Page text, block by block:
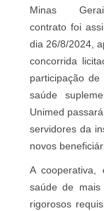
Minas
contrato foi
dia 26/8/2024,
concorrida
participação
saúde
Unimed
servidores da
novos
A
saúde de
rigorosos